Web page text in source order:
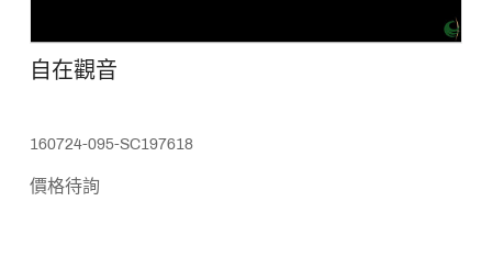
自在觀音
160724-095-SC197618
價格待詢